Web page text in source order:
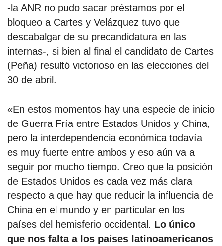
-la ANR no pudo sacar préstamos por el
bloqueo a Cartes y Velázquez tuvo que
descabalgar de su precandidatura en las
internas-, si bien al final el candidato de Cartes
(Peña) resultó victorioso en las elecciones del
30 de abril.
«En estos momentos hay una especie de inicio
de Guerra Fría entre Estados Unidos y China,
pero la interdependencia económica todavía
es muy fuerte entre ambos y eso aún va a
seguir por mucho tiempo. Creo que la posición
de Estados Unidos es cada vez más clara
respecto a que hay que reducir la influencia de
China en el mundo y en particular en los
países del hemisferio occidental. Lo único
que nos falta a los países latinoamericanos